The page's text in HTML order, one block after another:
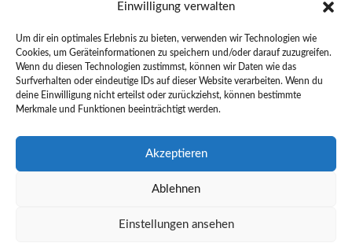
Einwilligung verwalten
Um dir ein optimales Erlebnis zu bieten, verwenden wir Technologien wie
Cookies, um Geräteinformationen zu speichern und/oder darauf zuzugreifen.
Wenn du diesen Technologien zustimmst, können wir Daten wie das
Surfverhalten oder eindeutige IDs auf dieser Website verarbeiten. Wenn du
deine Einwilligung nicht erteilst oder zurückziehst, können bestimmte
Merkmale und Funktionen beeinträchtigt werden.
Akzeptieren
Ablehnen
Einstellungen ansehen
+491712622644
Künstler
Lichtkunst
Kontakt